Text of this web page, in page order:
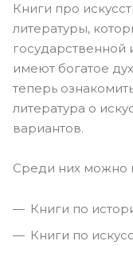
Книги про
литературы,
государственной
имеют богатое
теперь
литература о
вариантов.
Среди них можно
Книги по
Книги по